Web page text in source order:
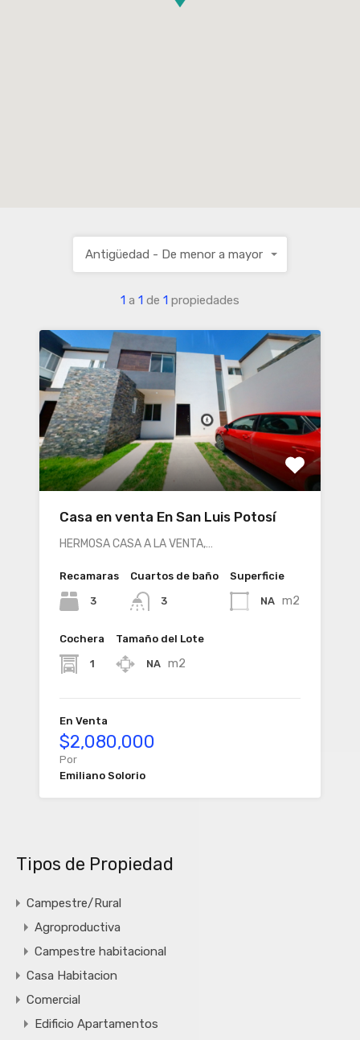
1 a 1 de 1 propiedades
Antigüedad - De menor a mayor
Casa en venta En San Luis Potosí
HERMOSA CASA A LA VENTA,…
Recamaras
3
Cuartos de baño
3
Superficie
NA m2
Cochera
1
Tamaño del Lote
NA m2
En Venta
$2,080,000
Por
Emiliano Solorio
Tipos de Propiedad
Campestre/Rural
Agroproductiva
Campestre habitacional
Casa Habitacion
Comercial
Edificio Apartamentos